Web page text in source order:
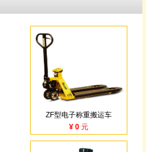
ZF型电子称重搬运车
¥ 0 元